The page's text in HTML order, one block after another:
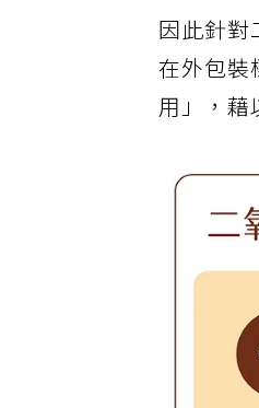
因此針對
在外包裝
用」，藉